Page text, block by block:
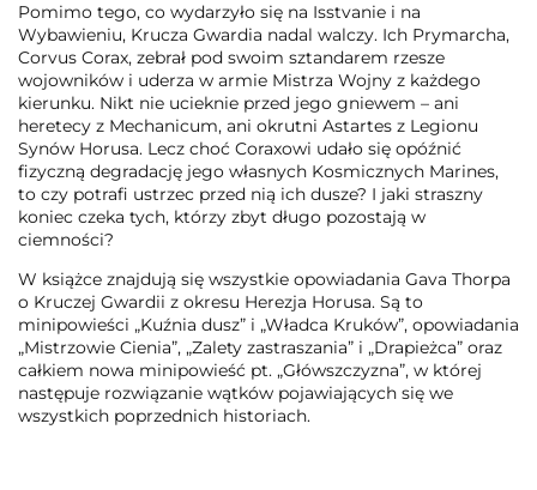
Pomimo tego, co wydarzyło się na Isstvanie i na
Wybawieniu, Krucza Gwardia nadal walczy. Ich Prymarcha,
Corvus Corax, zebrał pod swoim sztandarem rzesze
wojowników i uderza w armie Mistrza Wojny z każdego
kierunku. Nikt nie ucieknie przed jego gniewem – ani
heretecy z Mechanicum, ani okrutni Astartes z Legionu
Synów Horusa. Lecz choć Coraxowi udało się opóźnić
fizyczną degradację jego własnych Kosmicznych Marines,
to czy potrafi ustrzec przed nią ich dusze? I jaki straszny
koniec czeka tych, którzy zbyt długo pozostają w
ciemności?
W książce znajdują się wszystkie opowiadania Gava Thorpa
o Kruczej Gwardii z okresu Herezja Horusa. Są to
minipowieści „Kuźnia dusz” i „Władca Kruków”, opowiadania
„Mistrzowie Cienia”, „Zalety zastraszania” i „Drapieżca” oraz
całkiem nowa minipowieść pt. „Główszczyzna”, w której
następuje rozwiązanie wątków pojawiających się we
wszystkich poprzednich historiach.